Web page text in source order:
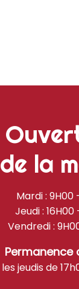
de la
Mardi : 9H00
Jeudi : 16H00
Vendredi :
Permanence
les jeudis de